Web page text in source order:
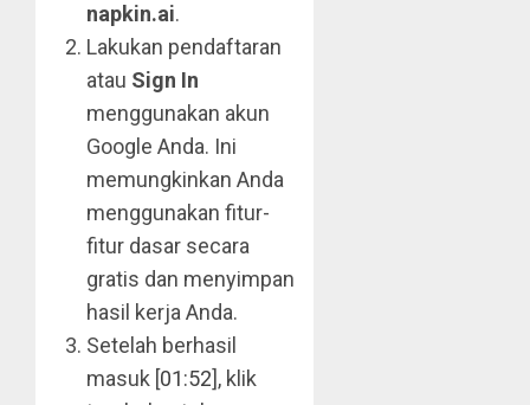
napkin.ai.
Lakukan pendaftaran
atau Sign In
menggunakan akun
Google Anda. Ini
memungkinkan Anda
menggunakan fitur-
fitur dasar secara
gratis dan menyimpan
hasil kerja Anda.
Setelah berhasil
masuk [01:52], klik